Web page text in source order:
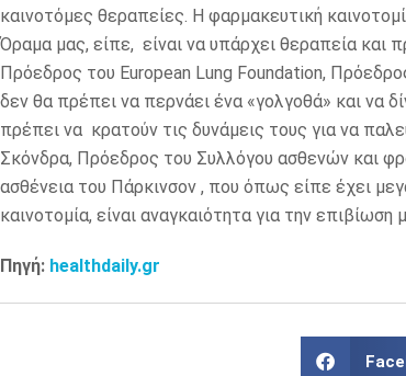
καινοτόμες θεραπείες. Η φαρμακευτική
Όραμα μας, είπε, είναι να υπάρχει θεραπεία και
Πρόεδρος του European Lung Foundation,
δεν θα πρέπει να περνάει ένα «γολγοθά» και να
πρέπει να κρατούν τις δυνάμεις τους για να
Σκόνδρα, Πρόεδρος του Συλλόγου ασθενών και
ασθένεια του Πάρκινσον , που όπως είπε έχει
καινοτομία, είναι αναγκαιότητα για την επιβίωση
Πηγή: healthdaily.gr